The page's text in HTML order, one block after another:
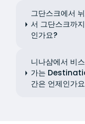
그단스크에서
서 그단스크까
인가요?
니나샴에서 비
가는
간은 언제인가